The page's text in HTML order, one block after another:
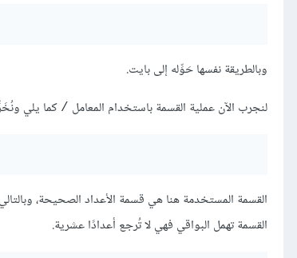
وبالطريقة نفسها حَوِّله إلى بايت.
لنجرب الآن عملية القسمة باستخدام المعامل / كما يلي
القسمة المستخدمة هنا هي قسمة الأعداد الصحيحة، وبالتالي ستكون
القسمة تهمل البواقي فهي لا تُرجع أعدادًا عشرية.